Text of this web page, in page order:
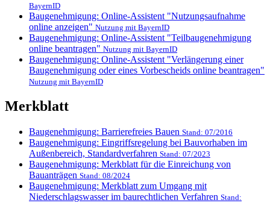
BayernID
Baugenehmigung: Online-Assistent "Nutzungsaufnahme
online anzeigen" Nutzung mit BayernID
Baugenehmigung: Online-Assistent "Teilbaugenehmigung
online beantragen" Nutzung mit BayernID
Baugenehmigung: Online-Assistent "Verlängerung einer
Baugenehmigung oder eines Vorbescheids online beantragen"
Nutzung mit BayernID
Merkblatt
Baugenehmigung: Barrierefreies Bauen Stand: 07/2016
Baugenehmigung: Eingriffsregelung bei Bauvorhaben im
Außenbereich, Standardverfahren Stand: 07/2023
Baugenehmigung: Merkblatt für die Einreichung von
Bauanträgen Stand: 08/2024
Baugenehmigung: Merkblatt zum Umgang mit
Niederschlagswasser im baurechtlichen Verfahren Stand: